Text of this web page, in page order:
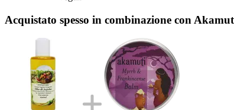
Acquistato spesso in combinazione con